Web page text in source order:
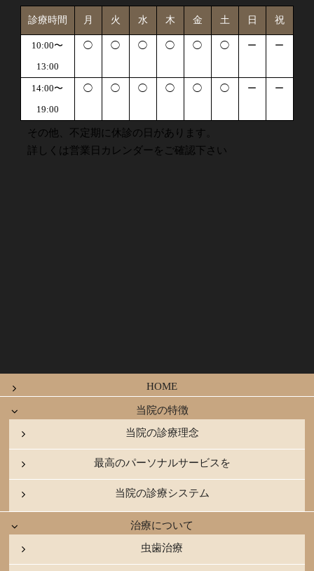
診療時間 月 火 水 木 金 土 日 祝
10:00〜
13:00
◯ ◯ ◯ ◯ ◯ ◯ ー ー
14:00〜
19:00
◯ ◯ ◯ ◯ ◯ ◯ ー ー
その他、不定期に休診の日があります。
詳しくは営業日カレンダーをご確認下さい
HOME
当院の特徴
当院の診療理念
最高のパーソナルサービスを
当院の診療システム
治療について
虫歯治療